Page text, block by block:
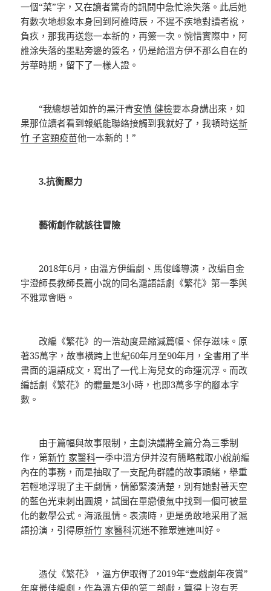
一個“菜”字，又在讀者驚奇的訊問中急忙涂失落。此后她
有數次地想象本身回到阿誰時辰，不遲不疾地對讀者說，
負疚，那我再送您一本新的，再簽一次。惋惜實際中，阿
誰涂失落的墨點旁邊的簽名，仍是給溫方伊不那么自在的
芳華時期，留下了一樣人證。
“我總想著如許的黑汗青安慎 健檢要本身講出來，如
果那位讀者看到報紙能聯絡接觸到我就好了，我頓時送新
竹 子宮頸疫苗他一本新的！”
3.抗衡壓力
藝術創作就該往冒險
2018年6月，由溫方伊編劇、馬俊峰導演，改編自金
宇澄師長教師長篇小說的同名滬語話劇《繁花》第一季與
不雅眾會晤。
改編《繁花》的一浩劫度是縮減篇幅、保存滋味。原
著35萬字，故事橫跨上世紀60年月至90年月，全書用了半
書面的滬語成文，寫出了一代上海兒女的命運沉浮。而改
編話劇《繁花》的體量是3小時，也即3萬多字的腳本字
數。
由于篇幅與故事限制，主創決議將全篇分為三季制
作，第新竹 家醫科一季中溫方伊并沒有簡略截取小說前編
內在的事務，而是抽取了一支配角群體的故事頭緒，舉重
若輕地浮現了主干劇情，情節緊湊清楚，別有她對著天空
的藍色光束刺出圓規，試圖在單戀傻氣中找到一個可被量
化的數學公式。海派風情。表演時，更是勇敢地采用了滬
語扮演，引得原新竹 家醫科沉迷不雅眾連連叫好。
憑仗《繁花》，溫方伊取得了2019年“壹戲劇年夜賞”
年度最佳編劇，作為溫方伊的第二部戲，算得上沒有丟